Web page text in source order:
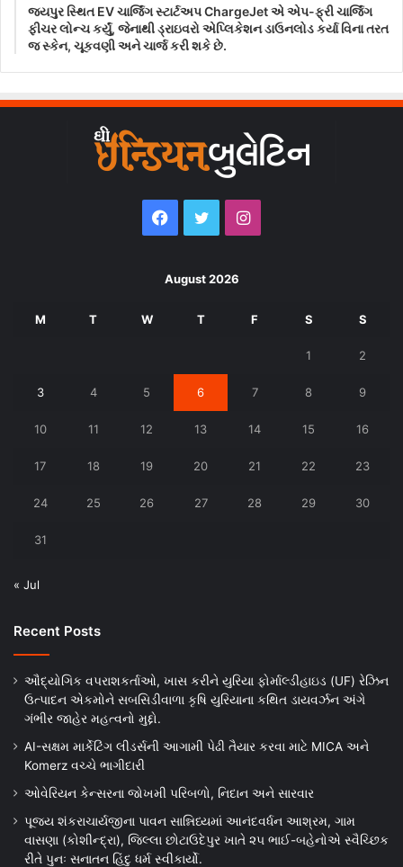
જયપુર સ્થિત EV ચાર્જિંગ સ્ટાર્ટઅપ ChargeJet એ એપ-ફ્રી ચાર્જિંગ
ફીચર લોન્ચ કર્યું, જેનાથી ડ્રાઇવરો એપ્લિકેશન ડાઉનલોડ કર્યા વિના તરત
જ સ્કેન, ચૂકવણી અને ચાર્જ કરી શકે છે.
Facebook
TwitterInstagram
August 2026
M T W T F S S
1 2
3 4 5 6 7 8 9
10 11 12 13 14 15 16
17 18 19 20 21 22 23
24 25 26 27 28 29 30
31
« Jul
Recent Posts
ઔદ્યોગિક વપરાશકર્તાઓ, ખાસ કરીને યુરિયા ફોર્માલ્ડીહાઇડ (UF) રેઝિન
ઉત્પાદન એકમોને સબસિડીવાળા કૃષિ યુરિયાના કથિત ડાયવર્ઝન અંગે
ગંભીર જાહેર મહત્વનો મુદ્દો.
AI-સક્ષમ માર્કેટિંગ લીડર્સની આગામી પેઢી તૈયાર કરવા માટે MICA અને
Komerz વચ્ચે ભાગીદારી
ઓવેરિયન કેન્સરના જોખમી પરિબળો, નિદાન અને સારવાર
પૂજ્ય શંકરાચાર્યજીના પાવન સાન્નિધ્યમાં આનંદવર્ધન આશ્રમ, ગામ
વાસણા (કોશીન્દ્રા), જિલ્લા છોટાઉદેપુર ખાતે ૨૫ ભાઈ-બહેનોએ સ્વૈચ્છિક
રીતે પુનઃ સનાતન હિંદુ ધર્મ સ્વીકાર્યો.